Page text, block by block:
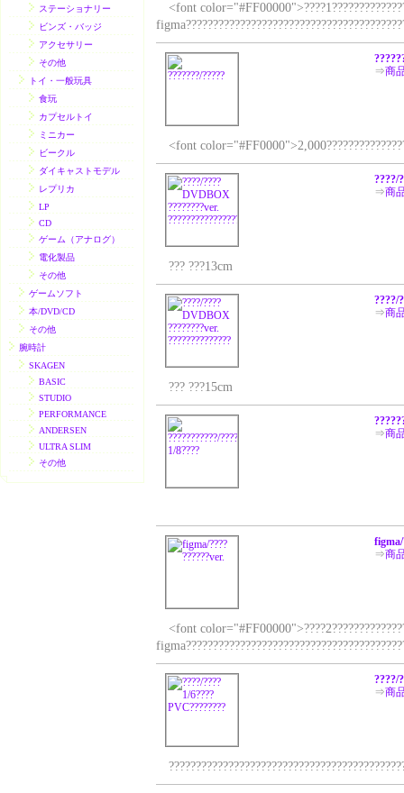
ステーショナリー
ビンズ・バッジ
アクセサリー
その他
トイ・一般玩具
食玩
カプセルトイ
ミニカー
ビークル
ダイキャストモデル
レプリカ
LP
CD
ゲーム（アナログ）
電化製品
その他
ゲームソフト
本/DVD/CD
その他
腕時計
SKAGEN
BASIC
STUDIO
PERFORMANCE
ANDERSEN
ULTRA SLIM
その他
<font
⇒商
<font
????/
⇒商
??? ???13cm
????/
⇒商
??? ???15cm
⇒商
figma/
⇒商
<font
????/
⇒商